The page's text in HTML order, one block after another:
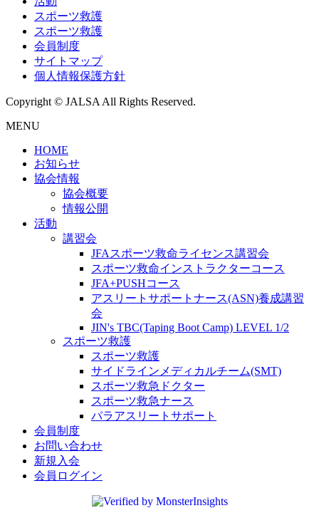
スポーツ救護
スポーツ救護
会員制度
サイトマップ
個人情報保護方針
Copyright © JALSA All Rights Reserved.
MENU
HOME
お知らせ
協会情報
協会概要
情報公開
活動
講習会
JFAスポーツ救命ライセンス講習会
スポーツ救命インストラクターコース
JFA+PUSHコース
アスリートサポートナース(ASN)養成講習
会
JIN's TBC(Taping Boot Camp) LEVEL 1/2
スポーツ救護
スポーツ救護
サイドラインメディカルチーム(SMT)
スポーツ救急ドクター
スポーツ救急ナース
パラアスリートサポート
会員制度
お問い合わせ
新規入会
会員ログイン